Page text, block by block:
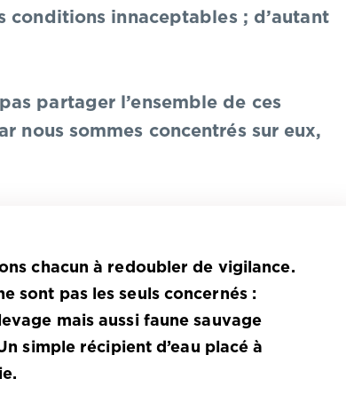
conditions innaceptables ; d’autant
partager l’ensemble de ces
nous sommes concentrés sur eux,
chacun à redoubler de vigilance.
sont pas les seuls concernés :
mais aussi faune sauvage
simple récipient d’eau placé à